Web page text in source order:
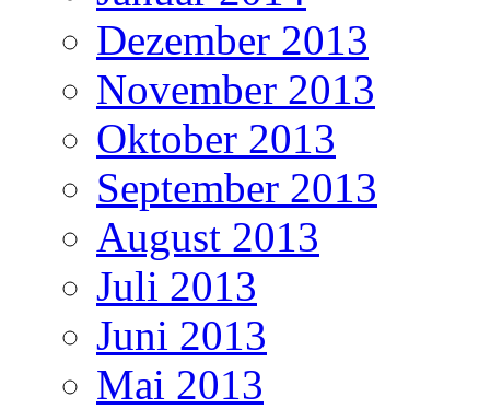
Dezember 2013
November 2013
Oktober 2013
September 2013
August 2013
Juli 2013
Juni 2013
Mai 2013